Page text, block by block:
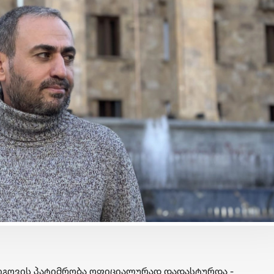
პატიმრობა ოფიციალურად დადასტურდა -
ბიზნესი & ეკონომიკა
საქართველოს ბანკის
მობილბანკის მორიგი
განახლება - ახალი
შესაძლებლობები
მომხმარებლებისთვის
ბიზნესი & ეკონომიკა
საქართველოს
გზავნილების
მეორე კვირის
გამარჯვებულები
გამოვლინდნენ